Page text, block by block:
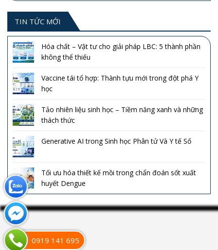
TIN TỨC MỚI
Hóa chất – Vật tư cho giải pháp LBC: 5 thành phần
không thể thiếu
Vaccine tái tổ hợp: Thành tựu mới trong đột phá Y
học
Tảo nhiên liệu sinh học – Tiềm năng xanh và những
thách thức
Generative AI trong Sinh học Phân tử Và Y tế Số
Tối ưu hóa thiết kế mồi trong chẩn đoán sốt xuất
huyết Dengue
0919 141 695